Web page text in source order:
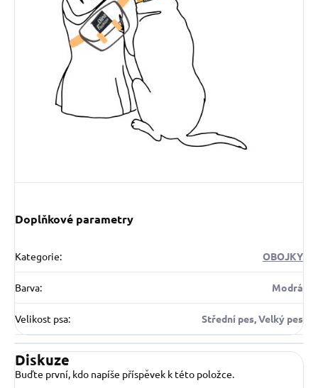
Doplňkové parametry
Kategorie: OBOJKY
Barva: Modrá
Velikost psa: Střední pes, Velký pes
Diskuze
Buďte první, kdo napíše příspěvek k této položce.